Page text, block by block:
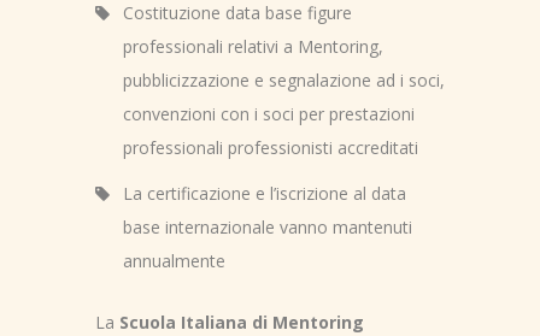
Costituzione data base figure
professionali relativi a Mentoring,
pubblicizzazione e segnalazione ad i soci,
convenzioni con i soci per prestazioni
professionali professionisti accreditati
La certificazione e l’iscrizione al data
base internazionale vanno mantenuti
annualmente
La Scuola Italiana di Mentoring